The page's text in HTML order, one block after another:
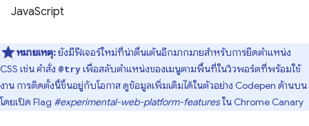
JavaScript
หมายเหตุ:ยังมีฟีเจอร์ใหม่ที่น่าตื่นเต้นอีกมากมายสำหรับการยึดตำแหน่ง
CSS เช่น คำสั่ง @tryเพื่อสลับตำแหน่งของเมนูตามพื้นที่ในวิวพอร์ตที่พร้อมใช้
งาน การติดตั้งนี้ขึ้นอยู่กับโอกาส ดูข้อมูลเพิ่มเติมได้ในตัวอย่าง Codepen ด้านบน
โดยเปิด Flag #experimental-web-platform-featuresใน Chrome Canary